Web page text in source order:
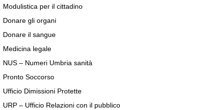
Modulistica per il cittadino
Donare gli organi
Donare il sangue
Medicina legale
NUS – Numeri Umbria sanità
Pronto Soccorso
Ufficio Dimissioni Protette
URP – Ufficio Relazioni con il pubblico